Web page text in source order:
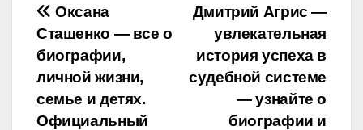
Навигация
по
записям
Дмитрий Агрис —
увлекательная
история успеха в
судебной системе
— узнайте о
биографии и
Оксана
Сташенко — все о
биографии,
личной жизни,
семье и детях.
Официальный